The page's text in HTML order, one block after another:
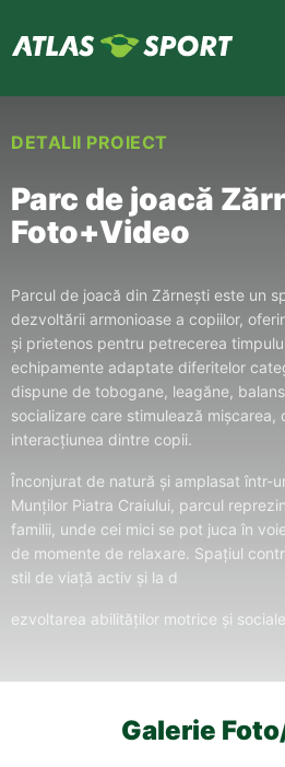
DETALII PROIECT
Parc de joacă
Foto+Video
Parcul de joacă din Zărnești este un
dezvoltării armonioase a copiilor,
și prietenos pentru petrecerea
echipamente adaptate diferitelor
dispune de tobogane, leagăne,
socializare care stimulează mișcarea,
interacțiunea dintre copii.
Înconjurat de natură și amplasat într-
Munților Piatra Craiului, parcul
familii, unde cei mici se pot juca în
de momente de relaxare. Spațiul
stil de viață activ și la d
ezvoltarea abilităților motrice și
Galerie